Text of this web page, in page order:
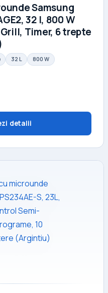
Samsung
32 l, 800 W
Grill, Timer, 6 trepte
32 L 800 W
detalii